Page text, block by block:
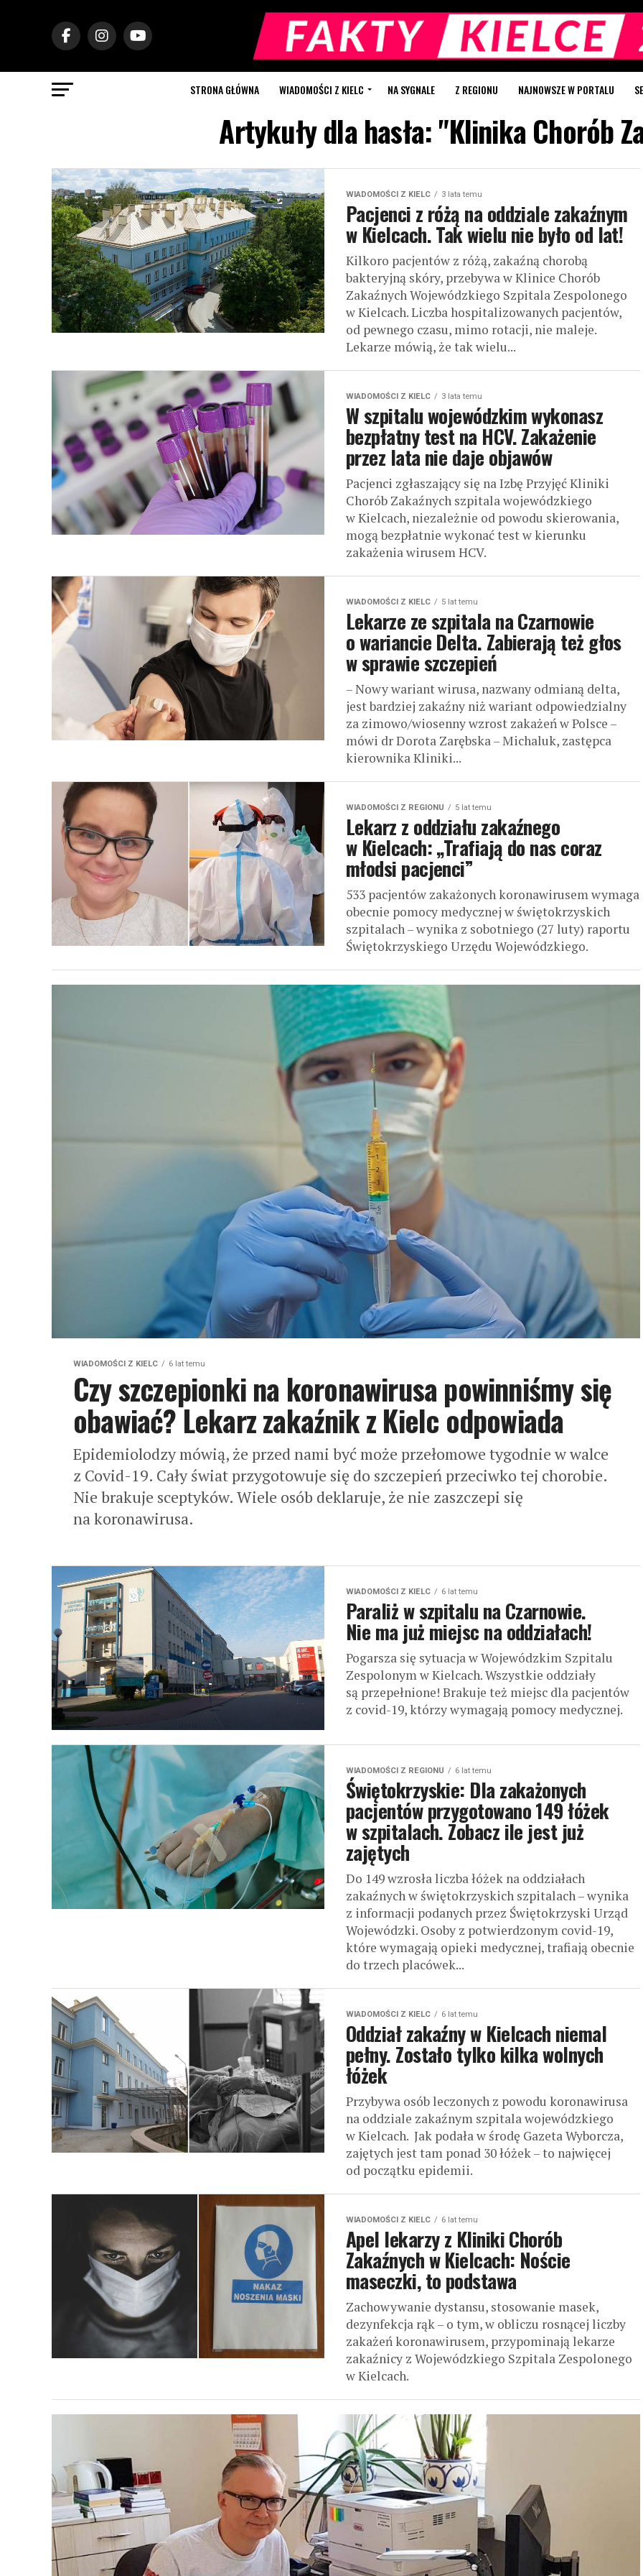
STRONA GŁÓWNA WIADOMOŚCI Z KIELC NA SYGNALE Z REGIONU NAJNOWSZE W PORTALU
Artykuły dla hasła: "Klinika Chorób
WIADOMOŚCI Z KIELC 3 lata temu
Pacjenci z różą na oddziale zakaźnym
w Kielcach. Tak wielu nie było od lat!
Kilkoro pacjentów z różą, zakaźną chorobą
bakteryjną skóry, przebywa w Klinice Chorób
Zakaźnych Wojewódzkiego Szpitala Zespolonego
w Kielcach. Liczba hospitalizowanych pacjentów,
od pewnego czasu, mimo rotacji, nie maleje.
Lekarze mówią, że tak wielu...
WIADOMOŚCI Z KIELC 3 lata temu
W szpitalu wojewódzkim wykonasz
bezpłatny test na HCV. Zakażenie
przez lata nie daje objawów
Pacjenci zgłaszający się na Izbę Przyjęć Kliniki
Chorób Zakaźnych szpitala wojewódzkiego
w Kielcach, niezależnie od powodu skierowania,
mogą bezpłatnie wykonać test w kierunku
zakażenia wirusem HCV.
WIADOMOŚCI Z KIELC 5 lat temu
Lekarze ze szpitala na Czarnowie
o wariancie Delta. Zabierają też głos
w sprawie szczepień
– Nowy wariant wirusa, nazwany odmianą delta,
jest bardziej zakaźny niż wariant odpowiedzialny
za zimowo/wiosenny wzrost zakażeń w Polsce –
mówi dr Dorota Zarębska – Michaluk, zastępca
kierownika Kliniki...
WIADOMOŚCI Z REGIONU 5 lat temu
Lekarz z oddziału zakaźnego
w Kielcach: „Trafiają do nas coraz
młodsi pacjenci”
533 pacjentów zakażonych koronawirusem wymaga
obecnie pomocy medycznej w świętokrzyskich
szpitalach – wynika z sobotniego (27 luty) raportu
Świętokrzyskiego Urzędu Wojewódzkiego.
WIADOMOŚCI Z KIELC 6 lat temu
Czy szczepionki na koronawirusa powinniśmy się
obawiać? Lekarz zakaźnik z Kielc odpowiada
Epidemiolodzy mówią, że przed nami być może przełomowe tygodnie w walce
z Covid-19. Cały świat przygotowuje się do szczepień przeciwko tej chorobie.
Nie brakuje sceptyków. Wiele osób deklaruje, że nie zaszczepi się
na koronawirusa.
WIADOMOŚCI Z KIELC 6 lat temu
Paraliż w szpitalu na Czarnowie.
Nie ma już miejsc na oddziałach!
Pogarsza się sytuacja w Wojewódzkim Szpitalu
Zespolonym w Kielcach. Wszystkie oddziały
są przepełnione! Brakuje też miejsc dla pacjentów
z covid-19, którzy wymagają pomocy medycznej.
WIADOMOŚCI Z REGIONU 6 lat temu
Świętokrzyskie: Dla zakażonych
pacjentów przygotowano 149 łóżek
w szpitalach. Zobacz ile jest już
zajętych
Do 149 wzrosła liczba łóżek na oddziałach
zakaźnych w świętokrzyskich szpitalach – wynika
z informacji podanych przez Świętokrzyski Urząd
Wojewódzki. Osoby z potwierdzonym covid-19,
które wymagają opieki medycznej, trafiają obecnie
do trzech placówek...
WIADOMOŚCI Z KIELC 6 lat temu
Oddział zakaźny w Kielcach niemal
pełny. Zostało tylko kilka wolnych
łóżek
Przybywa osób leczonych z powodu koronawirusa
na oddziale zakaźnym szpitala wojewódzkiego
w Kielcach. Jak podała w środę Gazeta Wyborcza,
zajętych jest tam ponad 30 łóżek – to najwięcej
od początku epidemii.
WIADOMOŚCI Z KIELC 6 lat temu
Apel lekarzy z Kliniki Chorób
Zakaźnych w Kielcach: Noście
maseczki, to podstawa
Zachowywanie dystansu, stosowanie masek,
dezynfekcja rąk – o tym, w obliczu rosnącej liczby
zakażeń koronawirusem, przypominają lekarze
zakaźnicy z Wojewódzkiego Szpitala Zespolonego
w Kielcach.